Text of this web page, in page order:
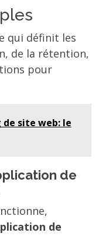
qui définit les
de la rétention,
pour
site web: le
de
de